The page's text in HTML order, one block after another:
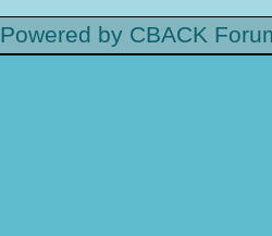
Powered by CBACK